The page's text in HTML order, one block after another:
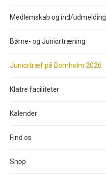
Medlemskab og ind/udmelding
Børne- og Juniortræning
Juniortræf på Bornholm 2026
Klatre faciliteter
Kalender
Find os
Shop